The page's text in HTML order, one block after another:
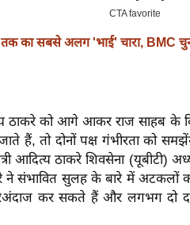
का सबसे अलग 'भाई' चारा, BMC
ठाकरे को आगे आकर राज साहब के
हैं, तो दोनों पक्ष गंभीरता को
आदित्य ठाकरे शिवसेना (यूबीटी)
संभावित सुलह के बारे में अटकलों
कर सकते हैं और लगभग